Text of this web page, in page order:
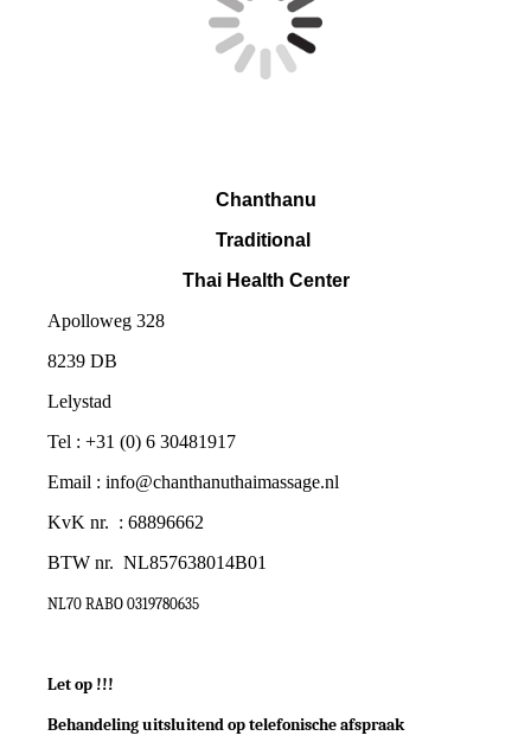
Chanthanu
Traditional
Thai Health Center
Apolloweg 328
8239 DB
Lelystad
Tel : +31 (0) 6 30481917
Email : info@chanthanuthaimassage.nl
KvK nr. : 68896662
BTW nr. NL857638014B01
NL70 RABO 0319780635
Let op !!!
Behandeling uitsluitend op telefonische afspraak